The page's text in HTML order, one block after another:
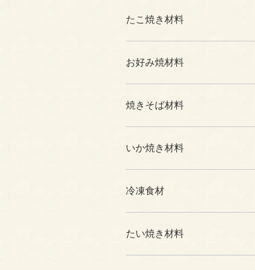
たこ焼き材料
お好み焼材料
焼きそば材料
いか焼き材料
冷凍食材
たい焼き材料